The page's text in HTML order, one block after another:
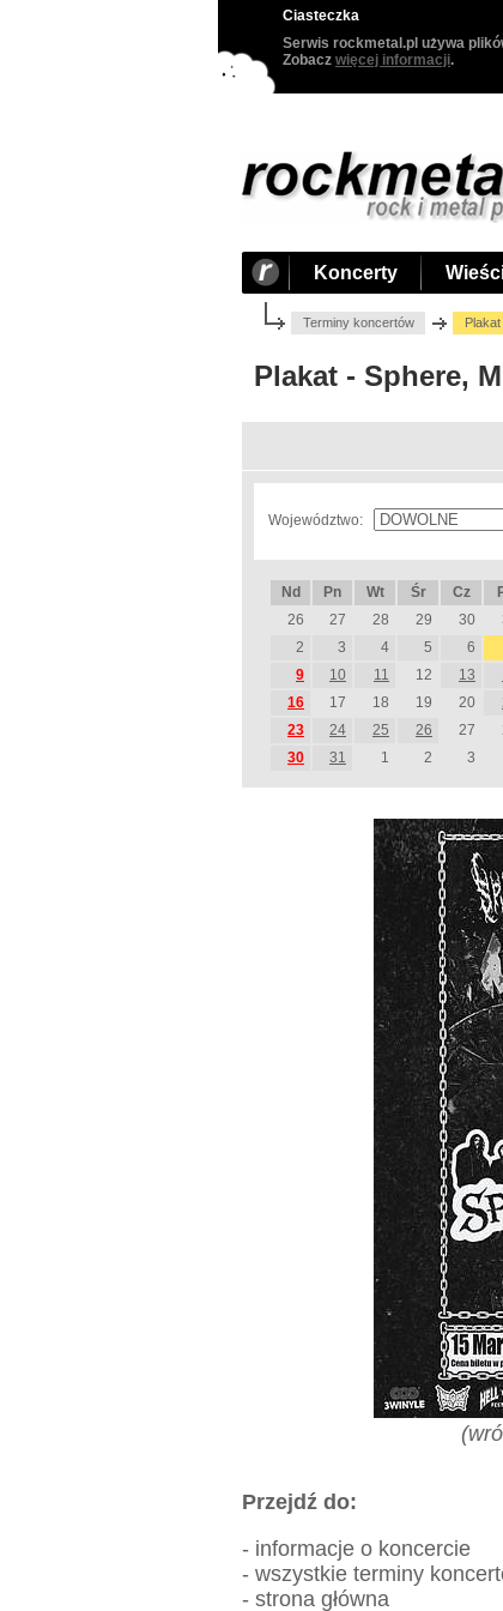
Ciasteczka
Serwis rockmetal.pl używa
Zobacz więcej informacji.
Koncerty
Terminy koncertów Plakat
Plakat - Sphere,
Województwo:
Nd Pn Wt Śr Cz
26
27 28 29 30
2
3 4 5 6
9
10 11 12 13
16
17 18 19 20
23
24 25 26 27
30
31 1 2 3
(
Przejdź do:
- informacje o koncercie
- wszystkie terminy
- strona główna